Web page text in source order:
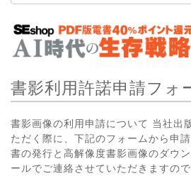
書影利用許諾申請フォ
書影画像の利用申請について 当社出
ただく際に、下記のフォームから申
書の発行と高解像度書影画像のダウ
ールでご連絡させていただきますの